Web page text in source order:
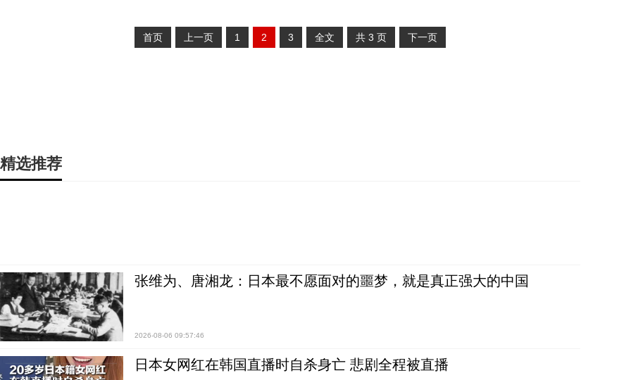
首页 上一页 1 2 3 全文 共 3 页 下一页
精选推荐
张维为、唐湘龙：日本最不愿面对的噩梦，就是真正强大的中国
2026-08-06 09:57:46
日本女网红在韩国直播时自杀身亡 悲剧全程被直播